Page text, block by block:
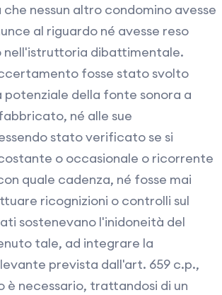
nessun altro condomino avesse
al riguardo né avesse reso
nell'istruttoria dibattimentale.
fosse stato svolto
della fonte sonora a
né alle sue
stato verificato se si
o occasionale o ricorrente
quale cadenza, né fosse mai
ricognizioni o controlli sul
sostenevano l'inidoneità del
tale, ad integrare la
prevista dall'art. 659 c.p.,
è necessario, trattandosi di un